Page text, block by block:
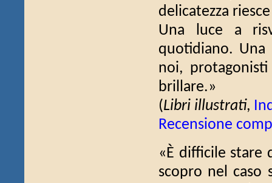
delicatezza
Una luce a
quotidiano.
noi,
brillare.»
(Libri illustrati,
Recensione
«È difficile stare
scopro nel caso